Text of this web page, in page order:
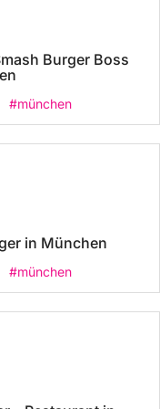
Burger Boss
#münchen
in München
#münchen